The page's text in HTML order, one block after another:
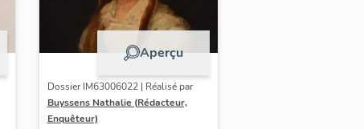
Aperçu
Dossier IM63006022 | Réalisé par
Buyssens Nathalie (Rédacteur,
Enquêteur)